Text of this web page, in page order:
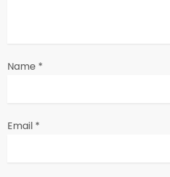
Name *
Email *